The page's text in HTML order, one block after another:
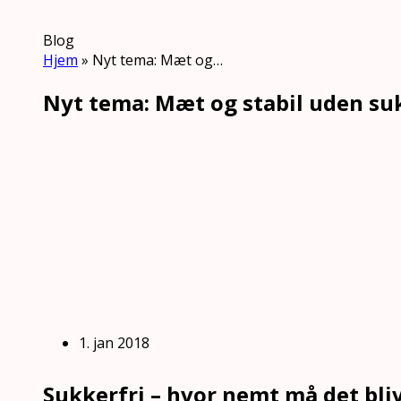
Blog
Hjem » Nyt tema: Mæt og…
Nyt tema: Mæt og stabil uden
1. jan 2018
Sukkerfri – hvor nemt må det